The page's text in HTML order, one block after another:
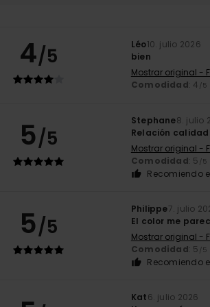
4/5 Léo10. julio 2026
bien
Mostrar original -
Comodidad: 4 /5
5/5
Stephane8. julio
Relación
Mostrar original -
Comodidad: 5 /5
Recomiendo
5/5
Philippe7. julio
El color me
Mostrar original -
Comodidad: 5 /5
Recomiendo
Kat6. julio 2026